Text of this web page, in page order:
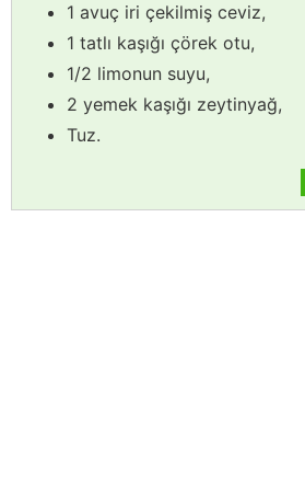
1 avuç iri çekilmiş ceviz,
1 tatlı kaşığı çörek otu,
1/2 limonun suyu,
2 yemek kaşığı zeytinyağ,
Tuz.